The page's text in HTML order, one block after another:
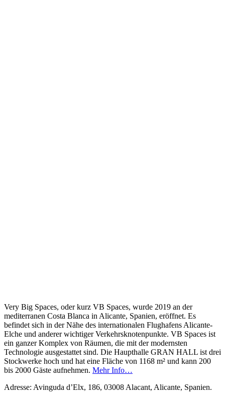
Very Big Spaces, oder kurz VB Spaces, wurde 2019 an der
mediterranen Costa Blanca in Alicante, Spanien, eröffnet. Es
befindet sich in der Nähe des internationalen Flughafens Alicante-
Elche und anderer wichtiger Verkehrsknotenpunkte. VB Spaces ist
ein ganzer Komplex von Räumen, die mit der modernsten
Technologie ausgestattet sind. Die Haupthalle GRAN HALL ist drei
Stockwerke hoch und hat eine Fläche von 1168 m² und kann 200
bis 2000 Gäste aufnehmen. Mehr Info…
Adresse: Avinguda d’Elx, 186, 03008 Alacant, Alicante, Spanien.